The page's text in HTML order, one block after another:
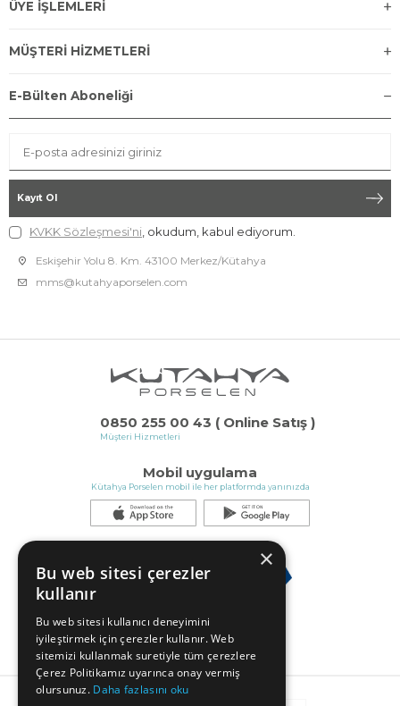
0850 255 00 43 ( Online Satış )
Müşteri Hizmetleri
Mobil uygulama
Kütahya Porselen mobil ile her platformda yanınızda
ÜYE İŞLEMLERİ
MÜŞTERİ HİZMETLERİ
E-Bülten Aboneliği
Kayıt Ol
KVKK Sözleşmesi'ni , okudum, kabul ediyorum.
Eskişehir Yolu 8. Km. 43100 Merkez/Kütahya
mms@kutahyaporselen.com
×
Bu web sitesi çerezler
kullanır
Bu web sitesi kullanıcı deneyimini
iyileştirmek için çerezler kullanır. Web
sitemizi kullanmak suretiyle tüm çerezlere
Çerez Politikamız uyarınca onay vermiş
olursunuz. Daha fazlasını oku